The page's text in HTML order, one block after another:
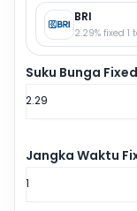
BRI
2.29% fixed
Suku Bunga
Jangka Waktu